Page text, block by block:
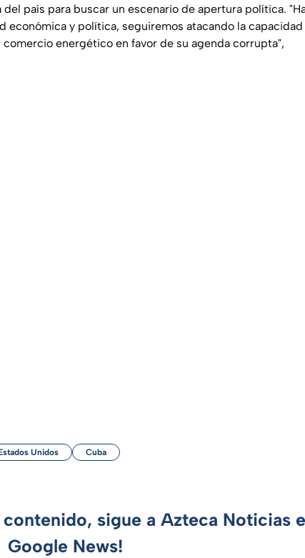
país para buscar un escenario de apertura política.
económica y política, seguiremos atacando la capacidad
energético en favor de su agenda corrupta",
Unidos Cuba
sigue a Azteca Noticias
Google News!